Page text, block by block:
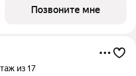
«Сенсация» это шесть
Позвоните мне
из 17